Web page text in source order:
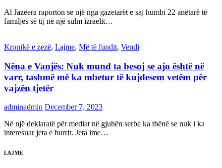
Al Jazeera raporton se një nga gazetarët e saj humbi 22 anëtarë të
familjes së tij në një sulm izraelit…
Kronikë e zezë, Lajme, Më të fundit, Vendi
Nëna e Vanjës: Nuk mund ta besoj se ajo është në
varr, tashmë më ka mbetur të kujdesem vetëm për
vajzën tjetër
adminadmin December 7, 2023
Në një deklaratë për mediat në gjuhën serbe ka thënë se nuk i ka
interesuar jeta e burrit. Jeta ime…
LAJME